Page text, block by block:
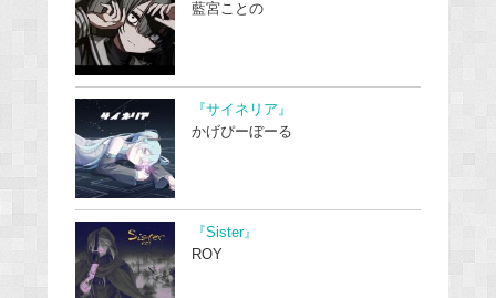
藍宮ことの
『サイネリア』
かげぴーぼーる
『Sister』
ROY